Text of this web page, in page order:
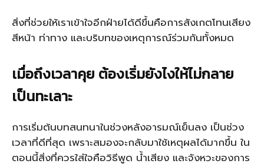
สิ่งที่ช่วยให้เราเข้าใจอีกฝ่ายได้ดีขึ้นคือการสังเกตโทนเสียง
สีหน้า ท่าทาง และบริบทของเหตุการณ์ร่วมกันทั้งหมด
เมื่อถึงเวลาคุย ต้องเริ่มยังไงให้ไม่กลาย
เป็นทะเลาะ
การเริ่มต้นบทสนทนาในช่วงหลังอารมณ์เย็นลง เป็นช่วง
เวลาที่ดีที่สุด เพราะสมองจะกลับมาใช้เหตุผลได้มากขึ้น ใน
ตอนนี้สิ่งที่ควรใส่ใจคือวิธีพูด น้ำเสียง และจังหวะของการ